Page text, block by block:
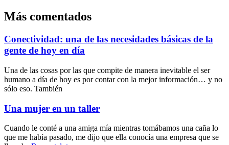
Más comentados
Conectividad: una de las necesidades básicas de la
gente de hoy en día
Una de las cosas por las que compite de manera inevitable el ser
humano a día de hoy es por contar con la mejor información… y no
sólo eso. También
Una mujer en un taller
Cuando le conté a una amiga mía mientras tomábamos una caña lo
que me había pasado, me dijo que ella conocía una empresa que se